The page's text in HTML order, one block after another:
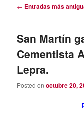
Navegación
← Entradas más
San Martín
Cementista
Lepra.
Posted onoctubre 20,